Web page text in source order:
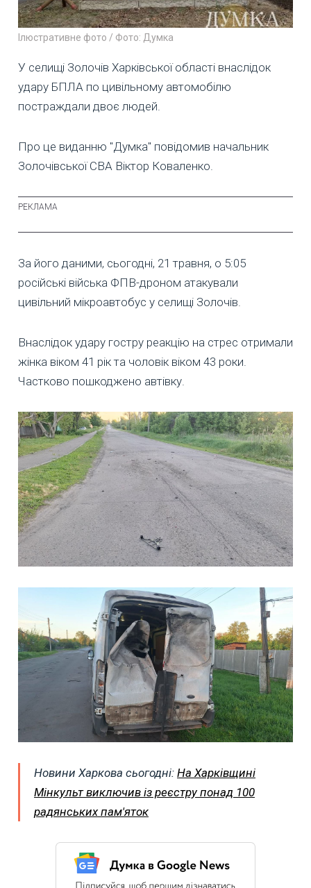
Ілюстративне фото / Фото: Думка
У селищі Золочів Харківської області внаслідок
удару БПЛА по цивільному автомобілю
постраждали двоє людей.
Про це виданню "Думка" повідомив начальник
Золочівської СВА Віктор Коваленко.
За його даними, сьогодні, 21 травня, о 5:05
російські війська ФПВ-дроном атакували
цивільний мікроавтобус у селищі Золочів.
Внаслідок удару гостру реакцію на стрес отримали
жінка віком 41 рік та чоловік віком 43 роки.
Частково пошкоджено автівку.
Новини Харкова сьогодні: На Харківщині
Мінкульт виключив із реєстру понад 100
радянських пам'яток